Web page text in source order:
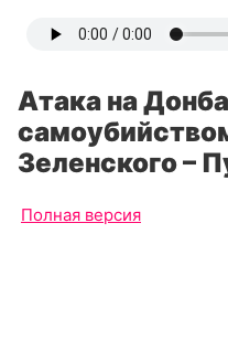
Атака на
Зеленского –
Полная версия